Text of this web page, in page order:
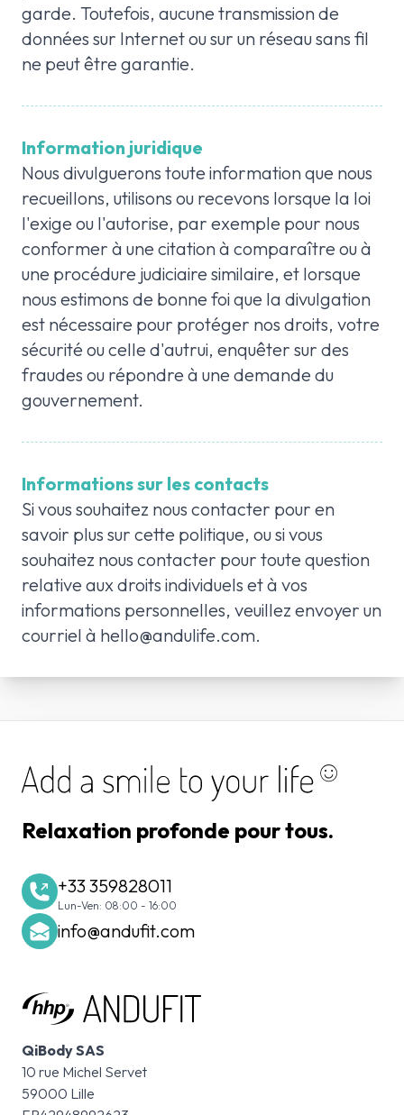
garde. Toutefois, aucune transmission de
données sur Internet ou sur un réseau sans fil
ne peut être garantie.
Information juridique
Nous divulguerons toute information que nous
recueillons, utilisons ou recevons lorsque la loi
l'exige ou l'autorise, par exemple pour nous
conformer à une citation à comparaître ou à
une procédure judiciaire similaire, et lorsque
nous estimons de bonne foi que la divulgation
est nécessaire pour protéger nos droits, votre
sécurité ou celle d'autrui, enquêter sur des
fraudes ou répondre à une demande du
gouvernement.
Informations sur les contacts
Si vous souhaitez nous contacter pour en
savoir plus sur cette politique, ou si vous
souhaitez nous contacter pour toute question
relative aux droits individuels et à vos
informations personnelles, veuillez envoyer un
courriel à hello@andulife.com.
Relaxation profonde pour tous.
+33 359828011
Lun-Ven: 08:00 - 16:00
info@andufit.com
QiBody SAS
10 rue Michel Servet
59000 Lille